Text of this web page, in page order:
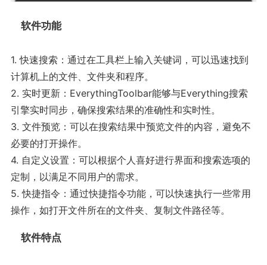
软件功能
1. 快速搜索：通过在工具栏上输入关键词，可以迅速找到
计算机上的文件、文件夹和程序。
2. 实时更新：EverythingToolbar能够与Everything搜索
引擎实时同步，确保搜索结果的准确性和实时性。
3. 文件预览：可以在搜索结果中预览文件的内容，避免不
必要的打开操作。
4. 自定义设置：可以根据个人喜好进行界面和搜索选项的
定制，以满足不同用户的需求。
5. 快捷指令：通过快捷指令功能，可以快速执行一些常用
操作，如打开文件所在的文件夹、复制文件路径等。
软件特点